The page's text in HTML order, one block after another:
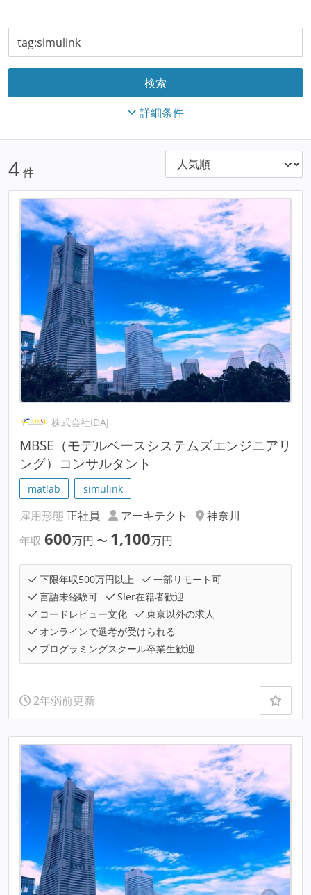
詳細条件
4 件
株式会社IDAJ
MBSE（モデルベースシステムズエンジニアリ
ング）コンサルタント
matlab simulink
雇用形態 正社員 アーキテクト
神奈川
年収 600万円 〜 1,100万円
下限年収500万円以上
一部リモート可
言語未経験可
SIer在籍者歓迎
コードレビュー文化
東京以外の求人
オンラインで選考が受けられる
プログラミングスクール卒業生歓迎
2年弱前更新